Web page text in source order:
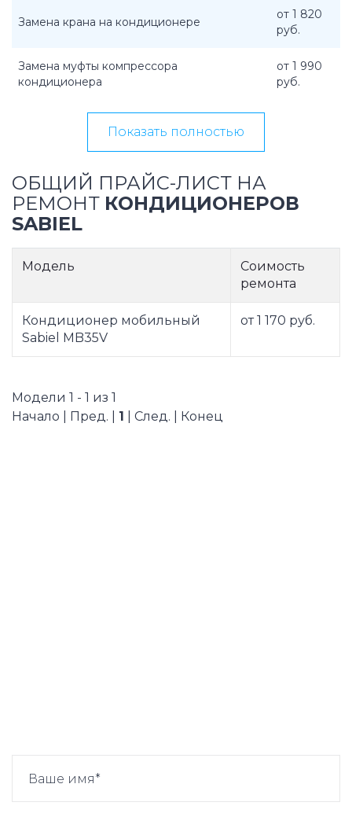
Замена крана на кондиционере
от 1 820
руб.
Замена муфты компрессора
кондиционера
от 1 990
руб.
Показать полностью
ОБЩИЙ ПРАЙС-ЛИСТ НА
РЕМОНТ КОНДИЦИОНЕРОВ
SABIEL
Модель
Соимость
ремонта
Кондиционер мобильный
Sabiel MB35V
от 1 170 руб.
Модели 1 - 1 из 1
Начало | Пред. | 1 | След. | Конец